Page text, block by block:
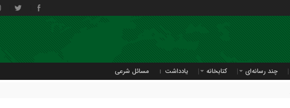
چند رسانه‌ای کتابخانه یادداشت مسائل شرعی